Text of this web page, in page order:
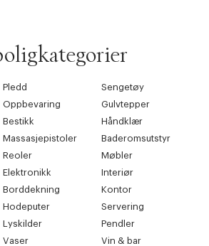
Pledd
Sengetøy
Oppbevaring
Gulvtepper
Bestikk
Håndklær
Massasjepistoler
Baderomsutstyr
Reoler
Møbler
Elektronikk
Interiør
Borddekning
Kontor
Hodeputer
Servering
Lyskilder
Pendler
Vaser Vin & bar